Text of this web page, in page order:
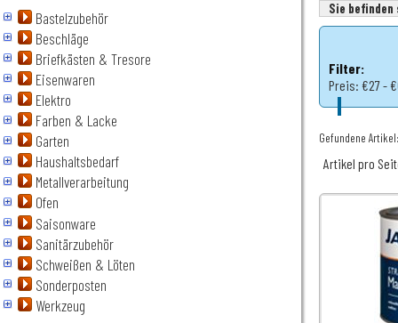
Bastelzubehör
Beschläge
Briefkästen & Tresore
Eisenwaren
Elektro
Farben & Lacke
Garten
Haushaltsbedarf
Metallverarbeitung
Ofen
Saisonware
Sanitärzubehör
Schweißen & Löten
Sonderposten
Werkzeug
Sie
Filter:
Preis: €27 -
Gefundene
Artikel pro